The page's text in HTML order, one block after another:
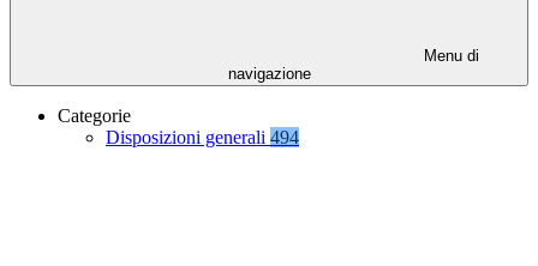
Menu di
navigazione
Categorie
Disposizioni generali 494